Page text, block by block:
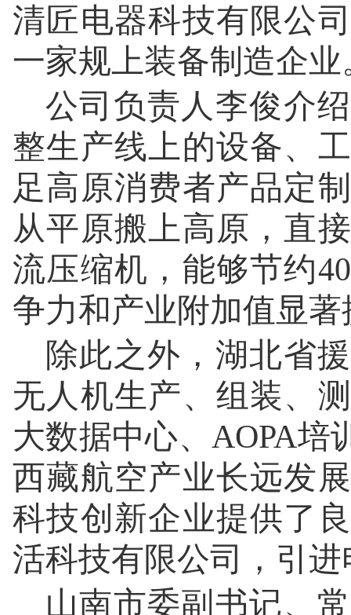
清匠电器科技有限公
一家规上装备制造企业
公司负责人李俊介
整生产线上的设备、
足高原消费者产品定
从平原搬上高原，直
流压缩机，能够节约
争力和产业附加值显著
除此之外，湖北省
无人机生产、组装、
大数据中心、AOPA培
西藏航空产业长远发
科技创新企业提供了
活科技有限公司，引
山南市委副书记、